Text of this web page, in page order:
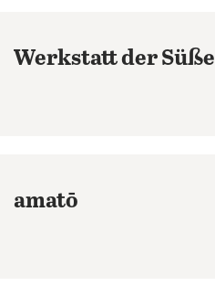
Werkstatt der Süße
amatō